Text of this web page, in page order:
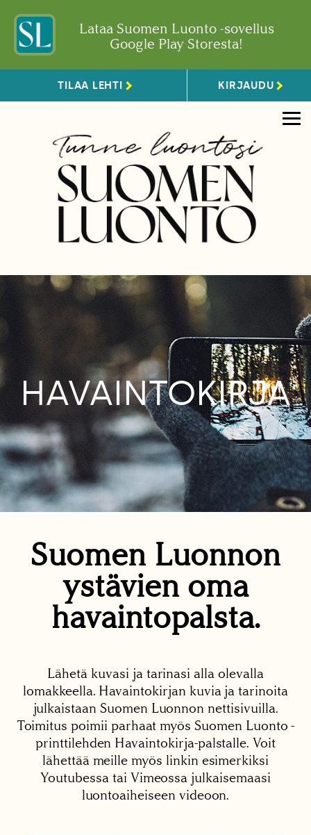
Lataa Suomen Luonto -sovellus
Google Play Storesta!
TILAA LEHTI KIRJAUDU
HAVAINTOKIRJA
Suomen Luonnon
ystävien oma
havaintopalsta.
Lähetä kuvasi ja tarinasi alla olevalla
lomakkeella. Havaintokirjan kuvia ja tarinoita
julkaistaan Suomen Luonnon nettisivuilla.
Toimitus poimii parhaat myös Suomen Luonto -
printtilehden Havaintokirja-palstalle. Voit
lähettää meille myös linkin esimerkiksi
Youtubessa tai Vimeossa julkaisemaasi
luontoaiheiseen videoon.